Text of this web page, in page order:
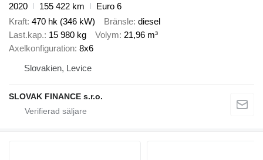
2020
155 422 km
Euro 6
Kraft 470 hk (346 kW) Bränsle diesel
Last.kap. 15 980 kg Volym 21,96 m³
Axelkonfiguration 8x6
Slovakien, Levice
SLOVAK FINANCE s.r.o.